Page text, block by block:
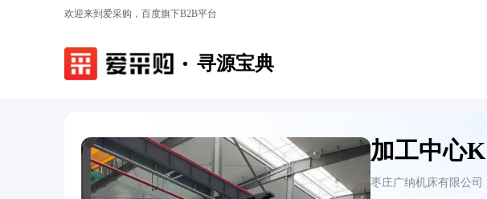
欢迎来到爱采购，百度旗下B2B平台
寻源宝典
加工中心
枣庄广纳机床有限公司